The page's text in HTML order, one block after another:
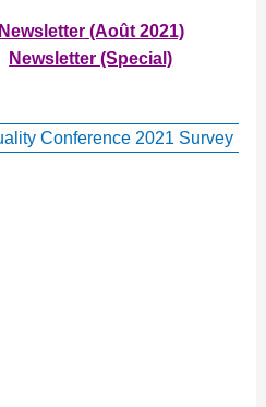
Newsletter (Août 2021)
Newsletter (Special)